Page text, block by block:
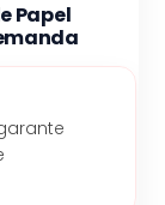
Papel